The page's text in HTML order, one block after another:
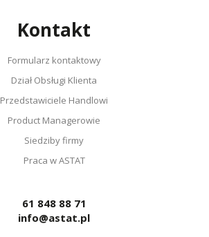
Kontakt
Formularz kontaktowy
Dział Obsługi Klienta
Przedstawiciele Handlowi
Product Managerowie
Siedziby firmy
Praca w ASTAT
61 848 88 71
info@astat.pl